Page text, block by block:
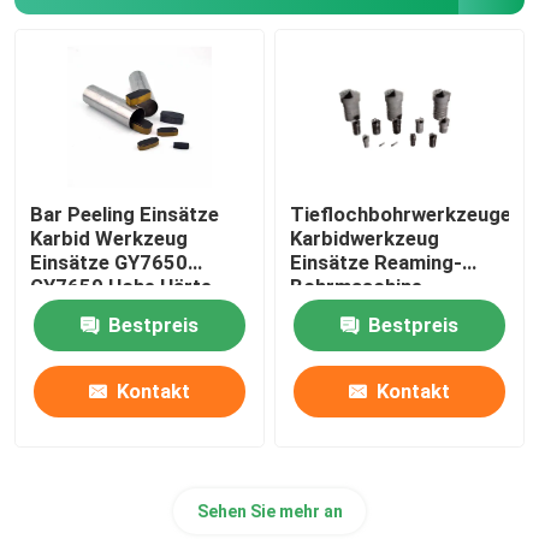
Lagerteile
Diamantschlamm
Einzelkristalliner Diamant
Präzisionsmessgeräte
Verbrauchsmaterialien für Halbleiter
Bar Peeling Einsätze
Karbid Werkzeug
Einsätze GY7650
GY7659 Hohe Härte
Stahl
Bestpreis
Kontakt
Tieflochbohrwerkzeuge
Karbidwerkzeug
Einsätze Reaming-
Bohrmaschine
Bestpreis
Kontakt
Sehen Sie mehr an